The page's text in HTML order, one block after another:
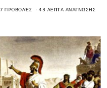
ΠΡΟΒΟΛΈΣ 43 ΛΕΠΤΆ ΑΝΆΓΝΩΣΗΣ